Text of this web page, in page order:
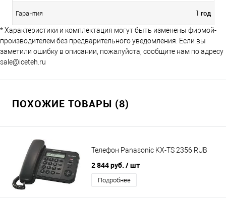
Гарантия 1 год
* Характеристики и комплектация могут быть изменены фирмой-
производителем без предварительного уведомления. Если вы
заметили ошибку в описании, пожалуйста, сообщите нам по адресу
sale@iceteh.ru
ПОХОЖИЕ ТОВАРЫ (8)
Телефон Panasonic KX-TS 2356 RUB
2 844 руб. / шт
Подробнее